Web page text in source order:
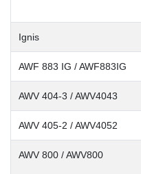
Ignis
AWF 883 IG / AWF883IG
AWV 404-3 / AWV4043
AWV 405-2 / AWV4052
AWV 800 / AWV800